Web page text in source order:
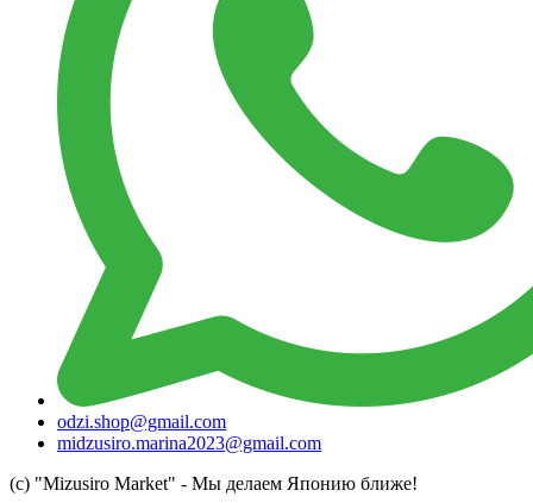
odzi.shop@gmail.com
midzusiro.marina2023@gmail.com
(c) "Mizusiro Market" - Мы делаем Японию ближе!